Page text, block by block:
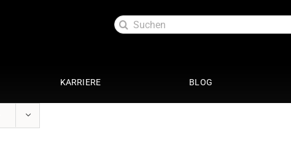
Suche
nach:
KARRIERE BLOG